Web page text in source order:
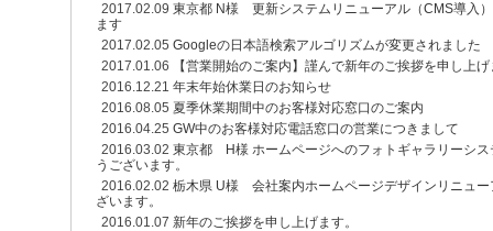
2017.02.09 東京都 N様 更新システムリニューアル（CMS導入
ます
2017.02.05 Googleの日本語検索アルゴリズムが変更されました
2017.01.06
【営業開始のご案内】謹んで新年のご挨拶を申し上
2016.12.21 年末年始休業日のお知らせ
2016.08.05 夏季休業期間中のお客様対応窓口のご案内
2016.04.25 GW中のお客様対応電話窓口の営業につきまして
2016.03.02 東京都 H様 ホームページへのフォトギャラリーシス
うございます。
2016.02.02 栃木県 U様 会社案内ホームページデザインリニュー
ざいます。
2016.01.07 新年のご挨拶を申し上げます。